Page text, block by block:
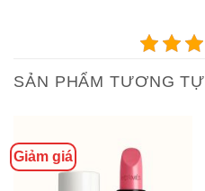
SẢN PHẨM TƯƠNG TỰ
Giảm giá